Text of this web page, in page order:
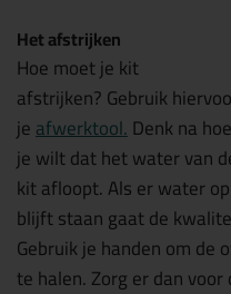
Het afstrijken
Hoe moet je kit
afstrijken? Gebruik
jeafwerktool.Denk na hoe
je wilt dat het water van
kit afloopt. Als er water op
blijft staan gaat de
Gebruik je handen om
te halen. Zorg er dan